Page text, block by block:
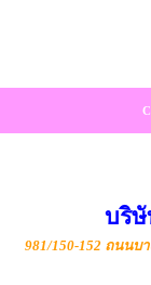
บริษั
981/150-152 ถนน